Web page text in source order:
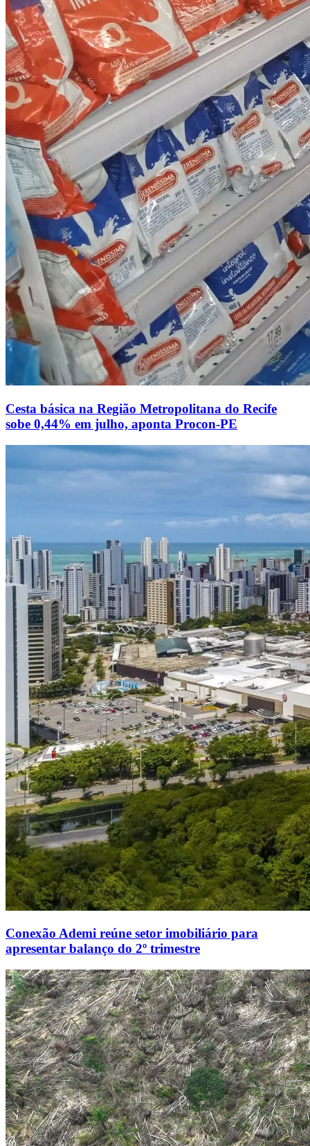
Cesta básica na Região Metropolitana do Recife
sobe 0,44% em julho, aponta Procon-PE
Conexão Ademi reúne setor imobiliário para
apresentar balanço do 2º trimestre